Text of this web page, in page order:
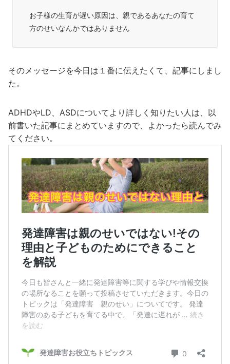
お子様の生育が遅い原因は、親であるあなたの育て
方のせいなんかではありません
そのメッセージを今日は１番に伝えたくて、記事にしまし
た。
ADHDやLD、ASDについてより詳しく知りたい人は、以
前書いた記事にまとめていますので、よかったら読んでみ
てください。